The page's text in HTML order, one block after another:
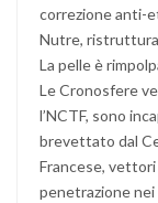
correzione anti-
Nutre,
La pelle è
Le Cronosfere
l’NCTF, sono
brevettato dal
Francese, vettori
penetrazione